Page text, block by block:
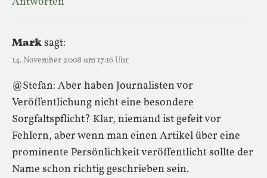
Marksagt:
14. November 2008 um 17:16 Uhr
@Stefan: Aber haben Journalisten vor
Veröffentlichung nicht eine besondere
Sorgfaltspflicht? Klar, niemand ist gefeit vor
Fehlern, aber wenn man einen Artikel über eine
prominente Persönlichkeit veröffentlicht sollte der
Name schon richtig geschrieben sein.